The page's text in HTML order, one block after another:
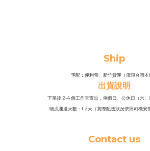
Ship
宅配：便利帶、新竹貨運（僅限台灣本
出貨說明
下單後 2-4 個工作天寄出，例假日、公休日（六
物流運送天數：1-2天（實際配送狀況依照司機安
Contact us